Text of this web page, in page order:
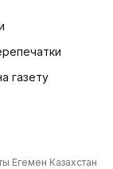
газету
Егемен Казахстан